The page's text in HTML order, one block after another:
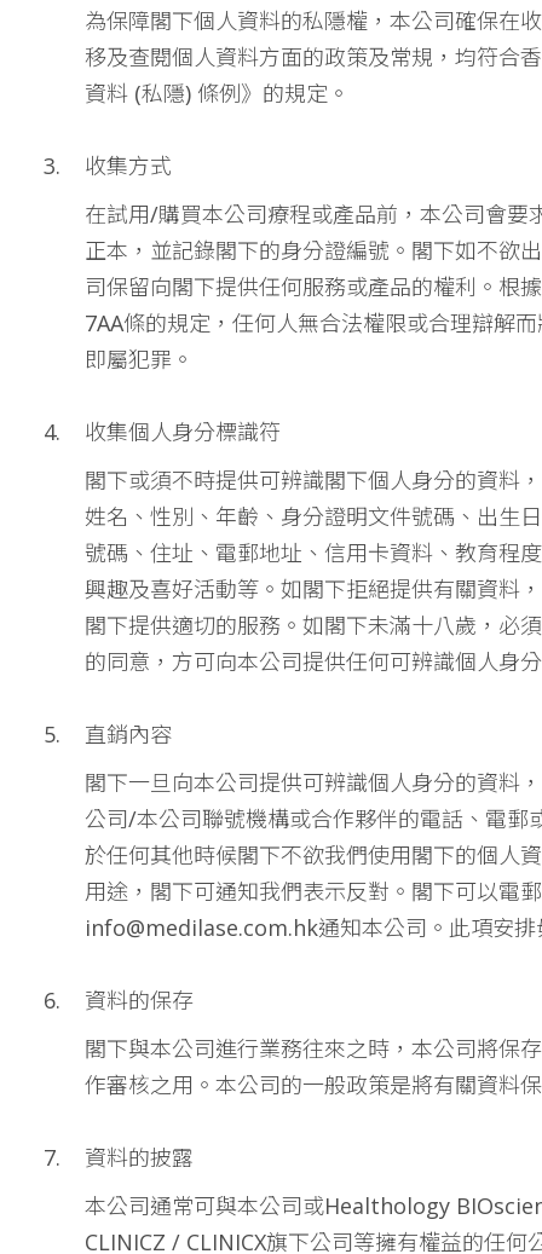
為保障閣下個人資料的私隱權，本公司確保在
移及查閱個人資料方面的政策及常規，均符合
資料 (私隱) 條例》的規定。
收集方式
在試用/購買本公司療程或產品前，本公司會要
正本，並記錄閣下的身分證編號。閣下如不欲
司保留向閣下提供任何服務或產品的權利。根
7AA條的規定，任何人無合法權限或合理辯解
即屬犯罪。
收集個人身分標識符
閣下或須不時提供可辨識閣下個人身分的資料
姓名、性別、年齡、身分證明文件號碼、出生
號碼、住址、電郵地址、信用卡資料、教育程
興趣及喜好活動等。如閣下拒絕提供有關資料
閣下提供適切的服務。如閣下未滿十八歲，必
的同意，方可向本公司提供任何可辨識個人身
直銷內容
閣下一旦向本公司提供可辨識個人身分的資料
公司/本公司聯號機構或合作夥伴的電話、電郵
於任何其他時候閣下不欲我們使用閣下的個人
用途，閣下可通知我們表示反對。閣下可以電
info@medilase.com.hk通知本公司。此項安
資料的保存
閣下與本公司進行業務往來之時，本公司將保
作審核之用。本公司的一般政策是將有關資料
資料的披露
本公司通常可與本公司或Healthology
CLINICZ / CLINICX旗下公司等擁有權益的任何